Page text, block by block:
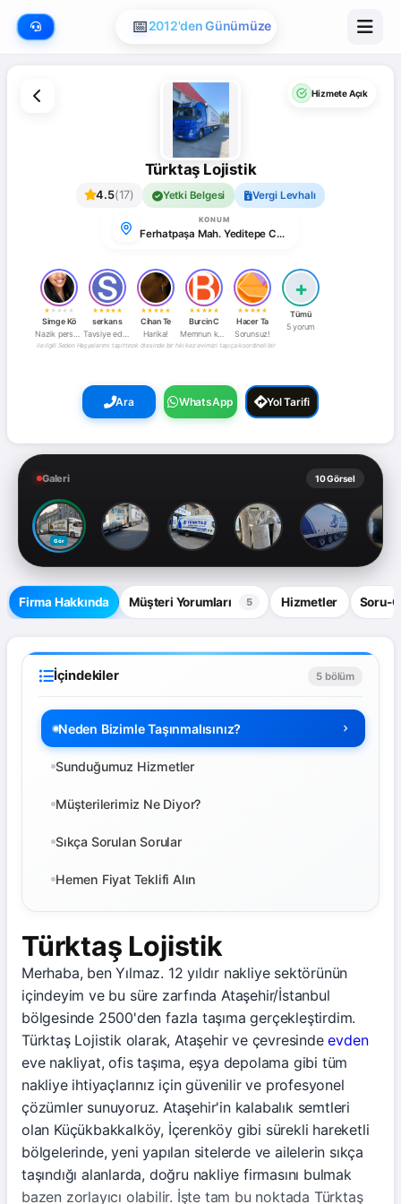
📅2012'den Günümüze
Türktaş Lojistik
Hizmete Açık
4.5(17) Yetki Belgesi Vergi Levhalı
KONUM
Ferhatpaşa Mah. Yeditepe Cad. 16, Ferhatpaşa, Yıldız Sok. No:32, 34888 Ataşehir/İstanbul, Türkiye
★ ★ ★ ★ ★
Simge Kö
ilgili Seden Hanım’a bildirimde bulundum ve başka bir hanımefendiye aktarmış, hanımefendi, evimden alınan kolilerin kendi
★ ★ ★★ ★
serkan s
Hollanda Maastricht’e eşyalarımı taşıttım. Baştan sona çok profesyonel bir hizmet aldım. Eşyalarım özenle paketlendi, zamanında
★ ★ ★★ ★
Cihan Te
Harika!
ile gerçekleştirdim ve beklentilerimin çok ötesinde bir hizmet aldım. Başlangıçtan teslimata kadar her aşamada son derece profesyonel,
★ ★ ★★ ★
Burcin C
İki kez evimizi taşıdılar. Yılmaz bey e çok teşekkür ederiz. Çok memnun kaldık.
★ ★ ★★ ★
Hacer Ta
Sorunsuz!
Yılmaz bey ve ekibi oldukça koordineli bir şekilde çalışıyorlar. Sağolsunlar ne
+
Tümü
5 yorum
Ara WhatsApp Yol Tarifi
Galeri 10 Görsel
Gör
Firma Hakkında Müşteri Yorumları 5 Hizmetler Soru-
İçindekiler 5 bölüm
Neden Bizimle Taşınmalısınız?
Sunduğumuz Hizmetler
Müşterilerimiz Ne Diyor?
Sıkça Sorulan Sorular
Hemen Fiyat Teklifi Alın
Türktaş Lojistik
Merhaba, ben Yılmaz. 12 yıldır nakliye sektörünün
içindeyim ve bu süre zarfında Ataşehir/İstanbul
bölgesinde 2500'den fazla taşıma gerçekleştirdim.
Türktaş Lojistik olarak, Ataşehir ve çevresindeevden
eve nakliyat, ofis taşıma, eşya depolama gibi tüm
nakliye ihtiyaçlarınız için güvenilir ve profesyonel
çözümler sunuyoruz. Ataşehir'in kalabalık semtleri
olan Küçükbakkalköy, İçerenköy gibi sürekli hareketli
bölgelerinde, yeni yapılan sitelerde ve ailelerin sıkça
taşındığı alanlarda, doğru nakliye firmasını bulmak
bazen zorlayıcı olabilir. İşte tam bu noktada Türktaş